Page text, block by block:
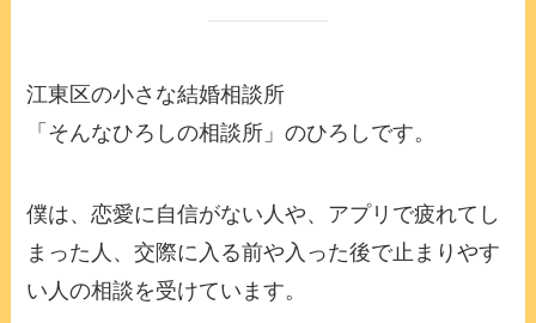
江東区の小さな結婚相談所
「そんなひろしの相談所」のひろしです。
僕は、恋愛に自信がない人や、アプリで疲れてし
まった人、交際に入る前や入った後で止まりやす
い人の相談を受けています。